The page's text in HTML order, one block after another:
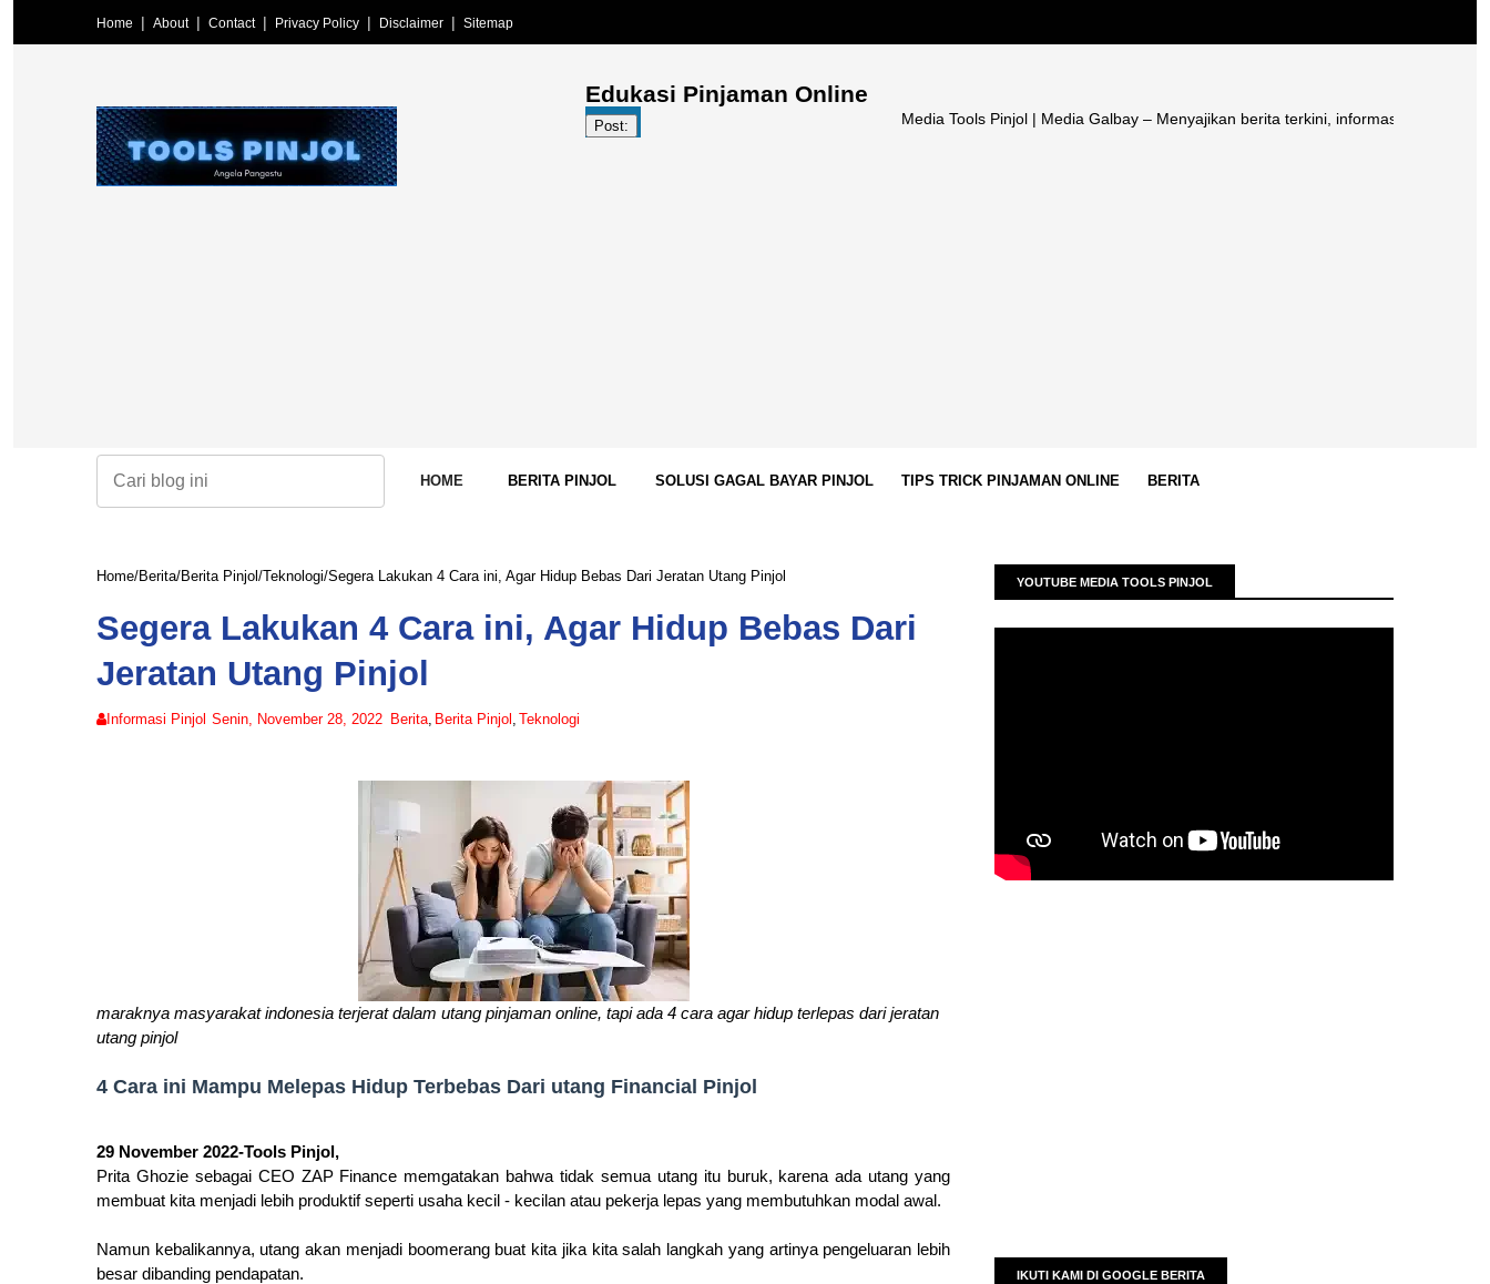
Home About Contact Privacy Policy Disclaimer Sitemap
Edukasi Pinjaman Online
Post: Media Tools Pinjol | Media Galbay – Menyajikan berita terkini, informasi terpercaya,
HOME BERITA PINJOL SOLUSI GAGAL BAYAR PINJOL TIPS TRICK PINJAMAN ONLINE BERITA
Home/Berita/Berita Pinjol /Teknologi/Segera Lakukan 4 Cara ini, Agar Hidup Bebas Dari Jeratan Utang Pinjol
Segera Lakukan 4 Cara ini, Agar Hidup Bebas Dari
Jeratan Utang Pinjol
Informasi Pinjol Senin, November 28, 2022 Berita, Berita Pinjol , Teknologi
maraknya masyarakat indonesia terjerat dalam utang pinjaman online, tapi ada 4 cara agar hidup terlepas dari jeratan
utang pinjol
4 Cara ini Mampu Melepas Hidup Terbebas Dari utang Financial Pinjol
29 November 2022-Tools Pinjol,
Prita Ghozie sebagai CEO ZAP Finance memgatakan bahwa tidak semua utang itu buruk, karena ada utang yang
membuat kita menjadi lebih produktif seperti usaha kecil - kecilan atau pekerja lepas yang membutuhkan modal awal.
Namun kebalikannya, utang akan menjadi boomerang buat kita jika kita salah langkah yang artinya pengeluaran lebih
besar dibanding pendapatan.
YOUTUBE MEDIA TOOLS PINJOL
IKUTI KAMI DI GOOGLE BERITA